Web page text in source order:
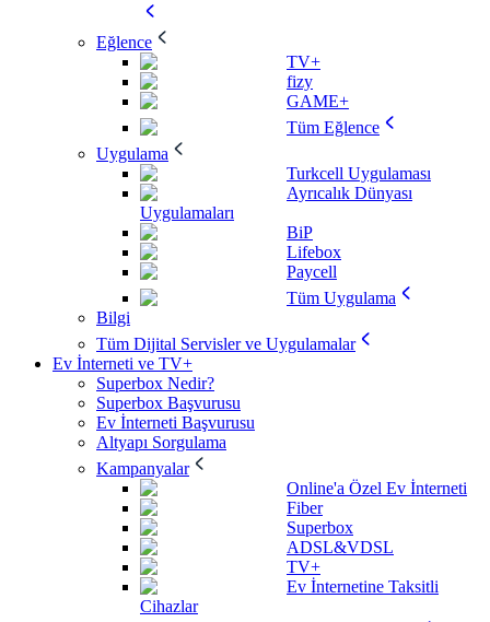
Eğlence
TV+
fizy
GAME+
Tüm Eğlence
Uygulama
Turkcell Uygulaması
Ayrıcalık Dünyası
Uygulamaları
BiP
Lifebox
Paycell
Tüm Uygulama
Bilgi
Tüm Dijital Servisler ve Uygulamalar
Ev İnterneti ve TV+
Superbox Nedir?
Superbox Başvurusu
Ev İnterneti Başvurusu
Altyapı Sorgulama
Kampanyalar
Online'a Özel Ev İnterneti
Fiber
Superbox
ADSL&VDSL
TV+
Ev İnternetine Taksitli
Cihazlar